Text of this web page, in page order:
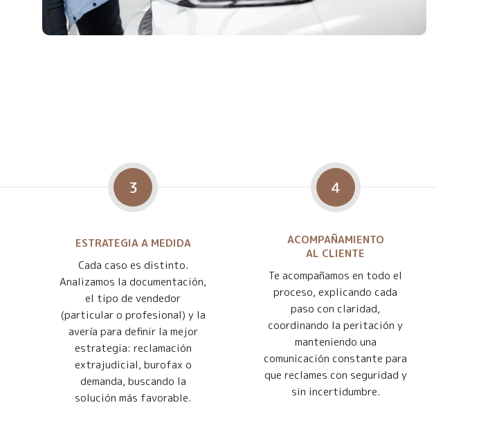
3
ESTRATEGIA A MEDIDA
Cada caso es distinto.
Analizamos la documentación,
el tipo de vendedor
(particular o profesional) y la
avería para definir la mejor
estrategia: reclamación
extrajudicial, burofax o
demanda, buscando la
solución más favorable.
4
ACOMPAÑAMIENTO
AL CLIENTE
Te acompañamos en todo el
proceso, explicando cada
paso con claridad,
coordinando la peritación y
manteniendo una
comunicación constante para
que reclames con seguridad y
sin incertidumbre.